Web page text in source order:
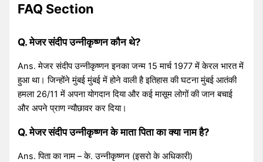
FAQ Section
Q. मेजर संदीप उन्नीकृष्णन कौन थे?
Ans. मेजर संदीप उन्नीकृष्णन इनका जन्म 15 मार्च 1977 में केरल भारत में
हुआ था। जिन्होंने मुंबई मुंबई में होने वाली है इतिहास की घटना मुंबई आतंकी
हमला 26/11 में अपना योगदान दिया और कई मासूम लोगों की जान बचाई
और अपने प्राण न्यौछावर कर दिया।
Q. मेजर संदीप उन्नीकृष्णन के माता पिता का क्या नाम है?
Ans. पिता का नाम – के. उन्नीकृष्णन (इसरो के अधिकारी)